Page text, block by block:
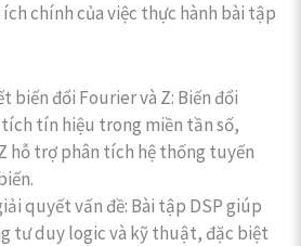
chính của việc thực hành bài tập
biến đổi Fourier và Z: Biến đổi
tín hiệu trong miền tần số,
hỗ trợ phân tích hệ thống tuyến
quyết vấn đề: Bài tập DSP giúp
tư duy logic và kỹ thuật, đặc biệt